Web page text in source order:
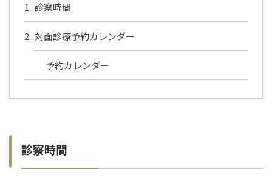
1. 診察時間
2. 対面診療予約カレンダー
予約カレンダー
診察時間